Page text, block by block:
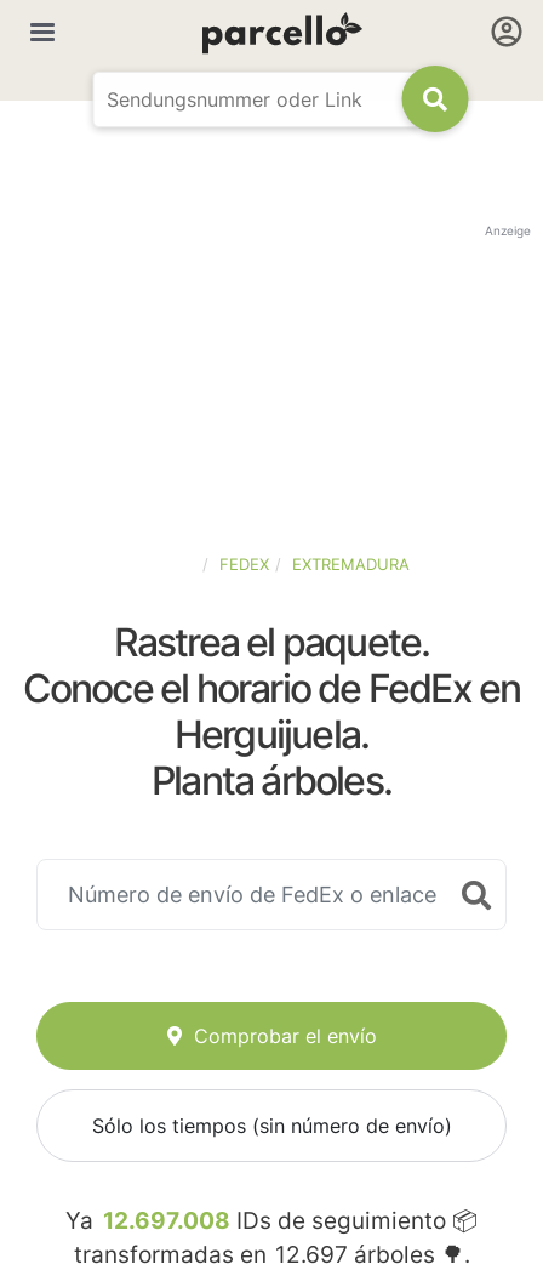
Anzeige
FEDEX EXTREMADURA
Rastrea el paquete.
Conoce el horario de FedEx en
Herguijuela.
Planta árboles.
Comprobar el envío
Sólo los tiempos (sin número de envío)
Ya 12.697.008 IDs de seguimiento 📦
transformadas en 12.697 árboles 🌳.